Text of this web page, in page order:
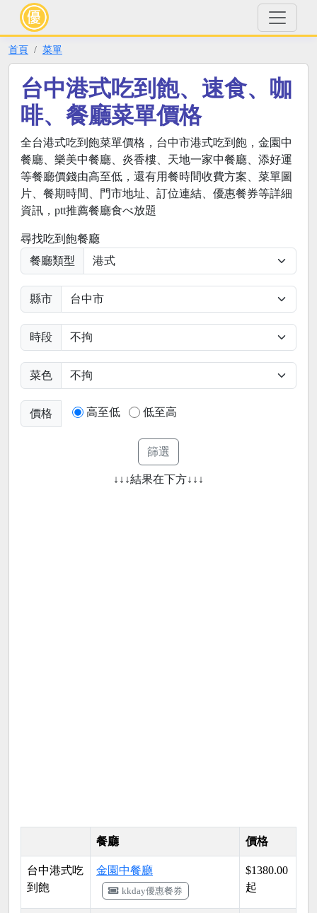
首頁 菜單
台中港式吃到飽、速食、咖
啡、餐廳菜單價格
全台港式吃到飽菜單價格，台中市港式吃到飽，金園中
餐廳、樂美中餐廳、炎香樓、天地一家中餐廳、添好運
等餐廳價錢由高至低，還有用餐時間收費方案、菜單圖
片、餐期時間、門市地址、訂位連結、優惠餐券等詳細
資訊，ptt推薦餐廳食べ放題
尋找吃到飽餐廳
餐廳類型
縣市
時段
菜色
價格 高至低 低至高
↓↓↓結果在下方↓↓↓
餐廳 價格
台中港式吃
到飽
金園中餐廳
kkday優惠餐券
$1380.00
起